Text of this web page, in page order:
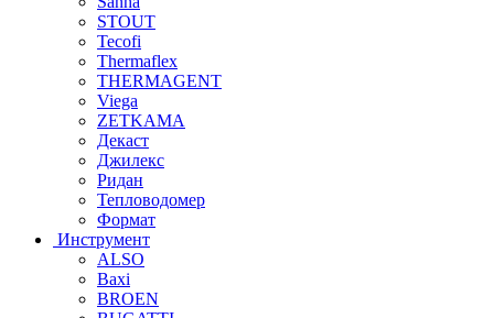
STOUT
Tecofi
Thermaflex
THERMAGENT
Viega
ZETKAMA
Декаст
Джилекс
Ридан
Тепловодомер
Формат
Инструмент
ALSO
Baxi
BROEN